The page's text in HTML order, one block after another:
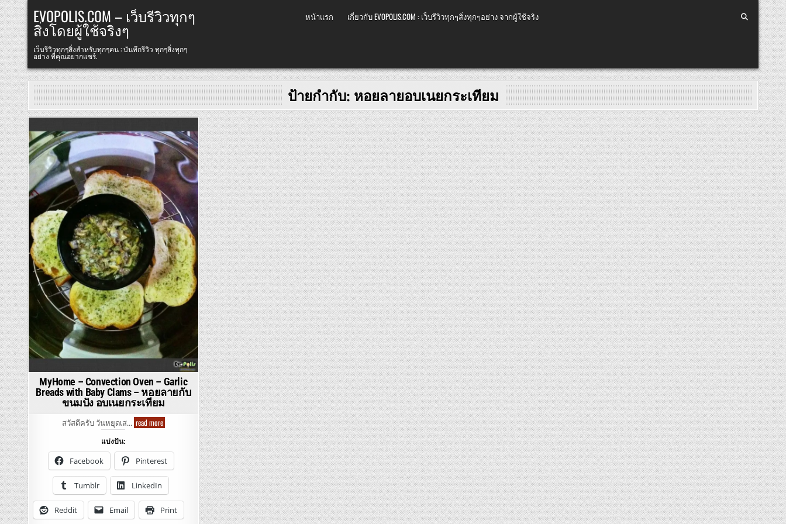
Skip
to
content
EVOPOLIS.COM – เว็บรีวิวทุกๆ
สิ่งโดยผู้ใช้จริงๆ
เว็บรีวิวทุกๆสิ่งสำหรับทุกๆคน : บันทึกรีวิว ทุกๆสิ่งทุกๆ
อย่าง ที่คุณอยากแชร์.
หน้าแรก เกี่ยวกับ EVOPOLIS.COM : เว็บรีวิวทุกๆสิ่งทุกๆอย่าง จากผู้ใช้จริง
ป้ายกำกับ: หอยลายอบเนยกระเทียม
Posted
in
MyHome – Convection Oven – Garlic
Breads with Baby Clams – หอยลายกับ
ขนมปัง อบเนยกระเทียม
สวัสดีครับ วันหยุดเส… read moreMyHome
–
–
Garlic
Breads
with
–
หอย
ลาย
กับ
แบ่งปัน:
Facebook Pinterest
Tumblr LinkedIn
Reddit Email Print